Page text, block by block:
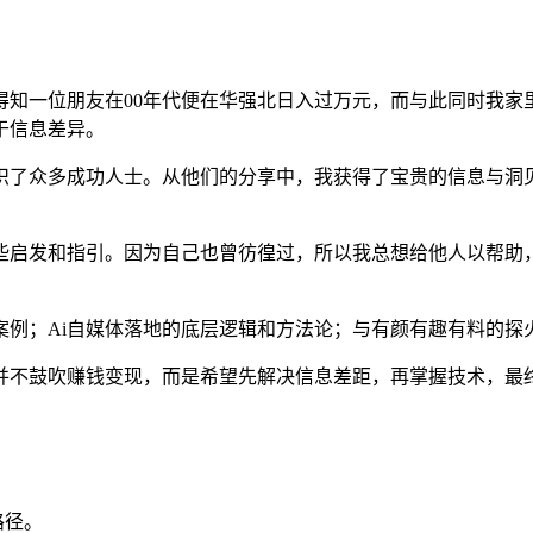
一位朋友在00年代便在华强北日入过万元，而与此同时我
息差异。
众多成功人士。从他们的分享中，我获得了宝贵的信息与
发和指引。因为自己也曾彷徨过，所以我总想给他人以帮
；Ai自媒体落地的底层逻辑和方法论；与有颜有趣有料的
鼓吹赚钱变现，而是希望先解决信息差距，再掌握技术，
。